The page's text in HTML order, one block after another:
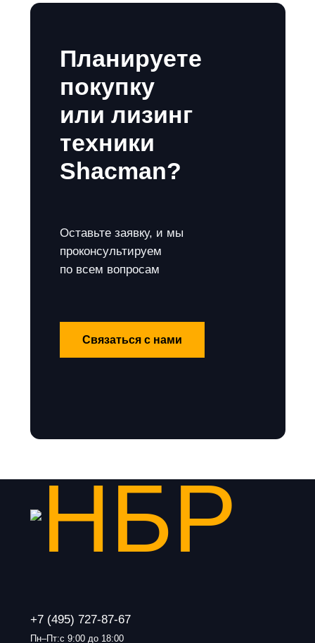
Планируете
покупку
или лизинг
техники
Shacman?
Оставьте заявку, и мы
проконсультируем
по всем вопросам
Связаться с нами
+7 (495) 727-87-67
Пн–Пт:с 9:00 до 18:00